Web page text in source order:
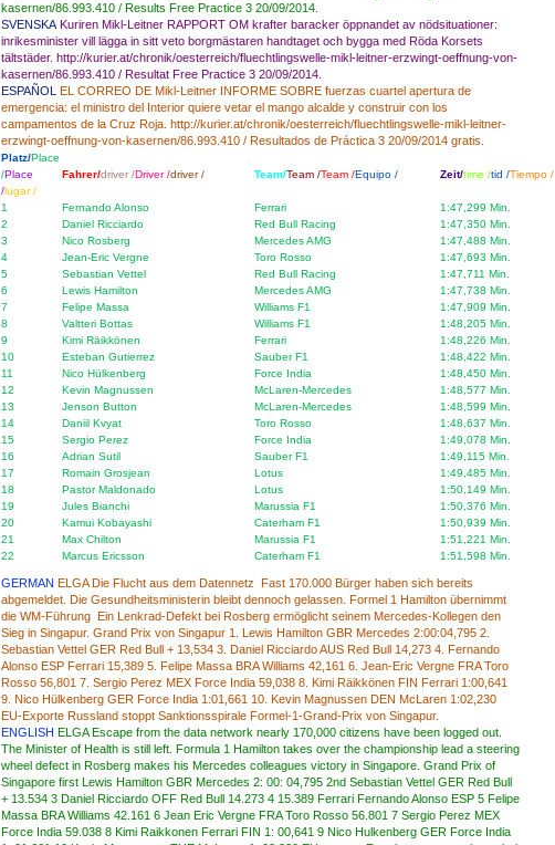
kasernen/86.993.410 / Results Free Practice 3 20/09/2014
SVENSKA Kuriren Mikl-Leitner RAPPORT OM krafter baracker öppnandet av nödsituationer:
inrikesminister vill lägga in sitt veto borgmästaren handtaget och bygga med Röda Korsets
tältstäder. http://kurier.at/chronik/oesterreich/fluechtlingswelle-mikl-leitner-erzwingt-oeffnung-von-
kasernen/86.993.410 / Resultat Free Practice 3 20/09/2014
ESPAÑOL EL CORREO DE Mikl-Leitner INFORME SOBRE fuerzas cuartel apertura de
emergencia: el ministro del Interior quiere vetar el mango alcalde y construir con los
campamentos de la Cruz Roja http://kurier.at/chronik/oesterreich/fluechtlingswelle-mikl-leitner-
erzwingt-oeffnung-von-kasernen/86.993.410 / Resultados de Práctica 3 20/09/2014 gratis
Platz/Place
/Place
/lugar /
Fahrer/driver /Driver /driver / Team/Team /Team /Equipo / Zeit/time /tid /Tiempo /
1
Fernando Alonso Ferrari
1:47,299 Min.
2
Daniel Ricciardo Red Bull Racing 1:47,350 Min.
3
Nico Rosberg Mercedes AMG 1:47,488 Min.
4
Jean-Eric Vergne Toro Rosso 1:47,693 Min.
5
Sebastian Vettel Red Bull Racing 1:47,711 Min.
6
Lewis Hamilton Mercedes AMG 1:47,738 Min.
7
Felipe Massa Williams F1 1:47,909 Min.
8
Valtteri Bottas Williams F1 1:48,205 Min.
9
Kimi Räikkönen Ferrari 1:48,226 Min.
10
Esteban Gutierrez Sauber F1 1:48,422 Min.
11
Nico Hülkenberg Force India 1:48,450 Min.
12
Kevin Magnussen McLaren-Mercedes 1:48,577 Min.
13
Jenson Button McLaren-Mercedes 1:48,599 Min.
14
Daniil Kvyat Toro Rosso 1:48,637 Min.
15
Sergio Perez Force India 1:49,078 Min.
16
Adrian Sutil Sauber F1 1:49,115 Min.
17
Romain Grosjean Lotus 1:49,485 Min.
18
Pastor Maldonado Lotus 1:50,149 Min.
19
Jules Bianchi Marussia F1 1:50,376 Min.
20
Kamui Kobayashi Caterham F1 1:50,939 Min.
21
Max Chilton Marussia F1 1:51,221 Min.
22
Marcus Ericsson Caterham F1 1:51,598 Min.
GERMAN ELGA Die Flucht aus dem Datennetz Fast 170.000 Bürger haben sich bereits
abgemeldet. Die Gesundheitsministerin bleibt dennoch gelassen. Formel 1 Hamilton übernimmt
die WM-Führung Ein Lenkrad-Defekt bei Rosberg ermöglicht seinem Mercedes-Kollegen den
Sieg in Singapur. Grand Prix von Singapur 1. Lewis Hamilton GBR Mercedes 2:00:04,795 2.
Sebastian Vettel GER Red Bull + 13,534 3. Daniel Ricciardo AUS Red Bull 14,273 4. Fernando
Alonso ESP Ferrari 15,389 5. Felipe Massa BRA Williams 42,161 6. Jean-Eric Vergne FRA Toro
Rosso 56,801 7. Sergio Perez MEX Force India 59,038 8. Kimi Räikkönen FIN Ferrari 1:00,641
9. Nico Hülkenberg GER Force India 1:01,661 10. Kevin Magnussen DEN McLaren 1:02,230
EU-Exporte Russland stoppt Sanktionsspirale Formel-1-Grand-Prix von Singapur.
ENGLISH ELGA Escape from the data network nearly 170,000 citizens have been logged out.
The Minister of Health is still left Formula 1 Hamilton takes over the championship lead a steering
wheel defect in Rosberg makes his Mercedes colleagues victory in Singapore Grand Prix of
Singapore first Lewis Hamilton GBR Mercedes 2: 00: 04,795 2nd Sebastian Vettel GER Red Bull
+ 13.534 3 Daniel Ricciardo OFF Red Bull 14.273 4 15.389 Ferrari Fernando Alonso ESP 5 Felipe
Massa BRA Williams 42.161 6 Jean Eric Vergne FRA Toro Rosso 56.801 7 Sergio Perez MEX
Force India 59.038 8 Kimi Raikkonen Ferrari FIN 1 : 00,641 9 Nico Hulkenberg GER Force India